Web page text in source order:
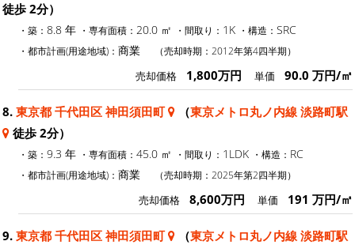
徒歩 2分）
・築： 8.8 年 ・専有面積： 20.0 ㎡ ・間取り： 1K ・構造： SRC
・都市計画(用途地域)： 商業 （売却時期：2012年第4四半期）
売却価格 1,800万円 単価 90.0 万円/㎡
8. 東京都 千代田区 神田須田町 （東京メトロ丸ノ内線 淡路町駅
徒歩 2分）
・築： 9.3 年 ・専有面積： 45.0 ㎡ ・間取り： 1LDK ・構造： RC
・都市計画(用途地域)： 商業 （売却時期：2025年第2四半期）
売却価格 8,600万円 単価 191 万円/㎡
9. 東京都 千代田区 神田須田町 （東京メトロ丸ノ内線 淡路町駅